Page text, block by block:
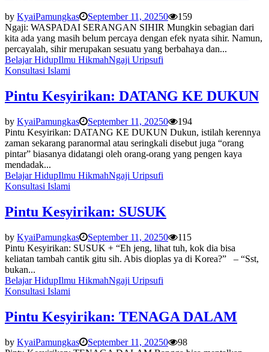
by KyaiPamungkas September 11, 20250
159
Ngaji: WASPADAI SERANGAN SIHIR Mungkin sebagian dari
kita ada yang masih belum percaya dengan efek nyata sihir. Namun,
percayalah, sihir merupakan sesuatu yang berbahaya dan...
Belajar HidupIlmu HikmahNgaji Uripsufi
Konsultasi Islami
Pintu Kesyirikan: DATANG KE DUKUN
by KyaiPamungkas September 11, 20250
194
Pintu Kesyirikan: DATANG KE DUKUN Dukun, istilah kerennya
zaman sekarang paranormal atau seringkali disebut juga “orang
pintar” biasanya didatangi oleh orang-orang yang pengen kaya
mendadak...
Belajar HidupIlmu HikmahNgaji Uripsufi
Konsultasi Islami
Pintu Kesyirikan: SUSUK
by KyaiPamungkas September 11, 20250
115
Pintu Kesyirikan: SUSUK + “Eh jeng, lihat tuh, kok dia bisa
keliatan tambah cantik gitu sih. Abis dioplas ya di Korea?” – “Sst,
bukan...
Belajar HidupIlmu HikmahNgaji Uripsufi
Konsultasi Islami
Pintu Kesyirikan: TENAGA DALAM
by KyaiPamungkas September 11, 20250
98